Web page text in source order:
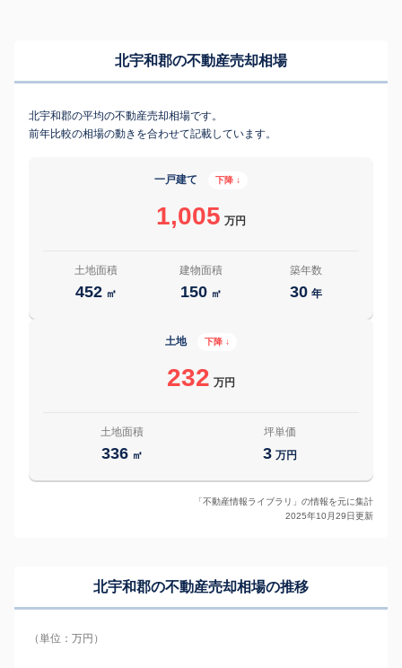
北宇和郡の不動産売却相場
北宇和郡の平均の不動産売却相場です。
前年比較の相場の動きを合わせて記載しています。
一戸建て 下降 ↓
1,005 万円
土地面積
452 ㎡
建物面積
150 ㎡
築年数
30 年
土地 下降 ↓
232 万円
土地面積
336 ㎡
坪単価
3 万円
「不動産情報ライブラリ」の情報を元に集計
2025年10月29日更新
北宇和郡の不動産売却相場の推移
（単位：万円）